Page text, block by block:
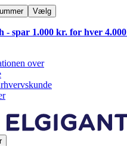
Vælg
- spar 1.000 kr. for hver
over